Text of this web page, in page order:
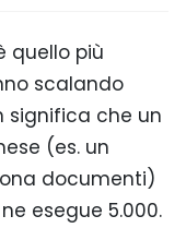
quello più
scalando
significa che un
(es. un
documenti)
esegue 5.000.